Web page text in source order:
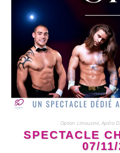
Option Limousine Apéro
SPECTACLE
07/